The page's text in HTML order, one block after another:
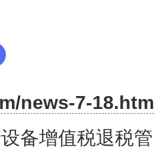
news-7-18.htm
备增值税退税管